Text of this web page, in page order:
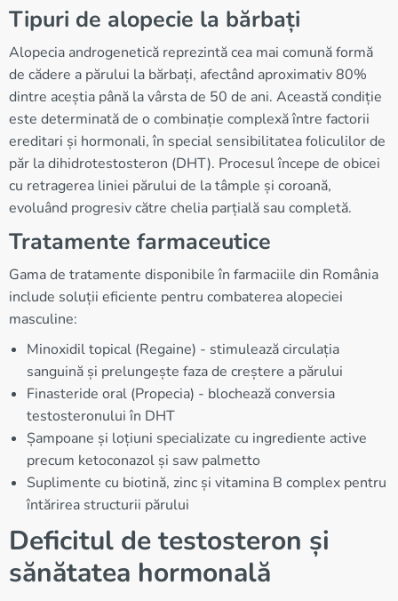
Tipuri de alopecie la bărbați
Alopecia androgenetică reprezintă cea mai comună formă
de cădere a părului la bărbați, afectând aproximativ 80%
dintre aceștia până la vârsta de 50 de ani. Această condiție
este determinată de o combinație complexă între factorii
ereditari și hormonali, în special sensibilitatea foliculilor de
păr la dihidrotestosteron (DHT). Procesul începe de obicei
cu retragerea liniei părului de la tâmple și coroană,
evoluând progresiv către chelia parțială sau completă.
Tratamente farmaceutice
Gama de tratamente disponibile în farmaciile din România
include soluții eficiente pentru combaterea alopeciei
masculine:
Minoxidil topical (Regaine) - stimulează circulația
sanguină și prelungește faza de creștere a părului
Finasteride oral (Propecia) - blochează conversia
testosteronului în DHT
Șampoane și loțiuni specializate cu ingrediente active
precum ketoconazol și saw palmetto
Suplimente cu biotină, zinc și vitamina B complex pentru
întărirea structurii părului
Deficitul de testosteron și
sănătatea hormonală